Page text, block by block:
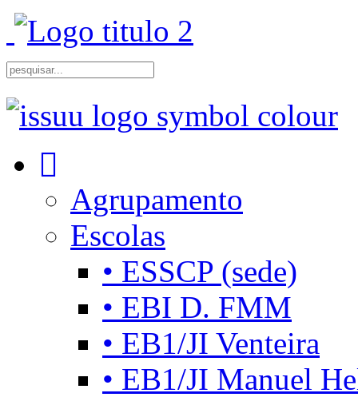
Agrupamento
Escolas
• ESSCP (sede)
• EBI D. FMM
• EB1/JI Venteira
• EB1/JI Manuel